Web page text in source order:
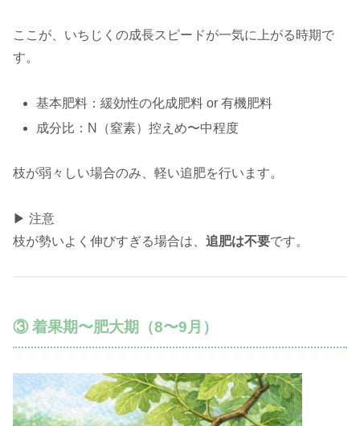
ここが、いちじくの成長スピードが一気に上がる時期で
す。
基本肥料：緩効性の化成肥料 or 有機肥料
成分比：N（窒素）控えめ〜中程度
枝が弱々しい場合のみ、軽い追肥を行います。
▶ 注意
枝が勢いよく伸びすぎる場合は、 追肥は不要です。
③ 着果期〜肥大期（8〜9月）